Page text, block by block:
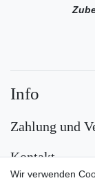
Wir verwenden
Info
Zahlung und
Kontakt